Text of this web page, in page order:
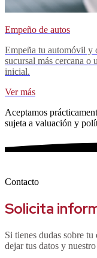
Empeño de autos
Empeña tu automóvil y
sucursal más cercana
inicial.
Ver más
Aceptamos
sujeta a valuación y
Contacto
Solicita
Si tienes dudas sobre
dejar tus datos y